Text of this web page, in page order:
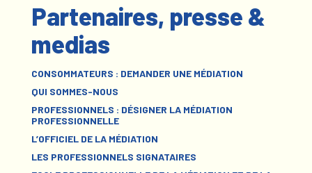
Partenaires, presse &
medias
CONSOMMATEURS : DEMANDER UNE MÉDIATION
QUI SOMMES-NOUS
PROFESSIONNELS : DÉSIGNER LA MÉDIATION
PROFESSIONNELLE
L’OFFICIEL DE LA MÉDIATION
LES PROFESSIONNELS SIGNATAIRES